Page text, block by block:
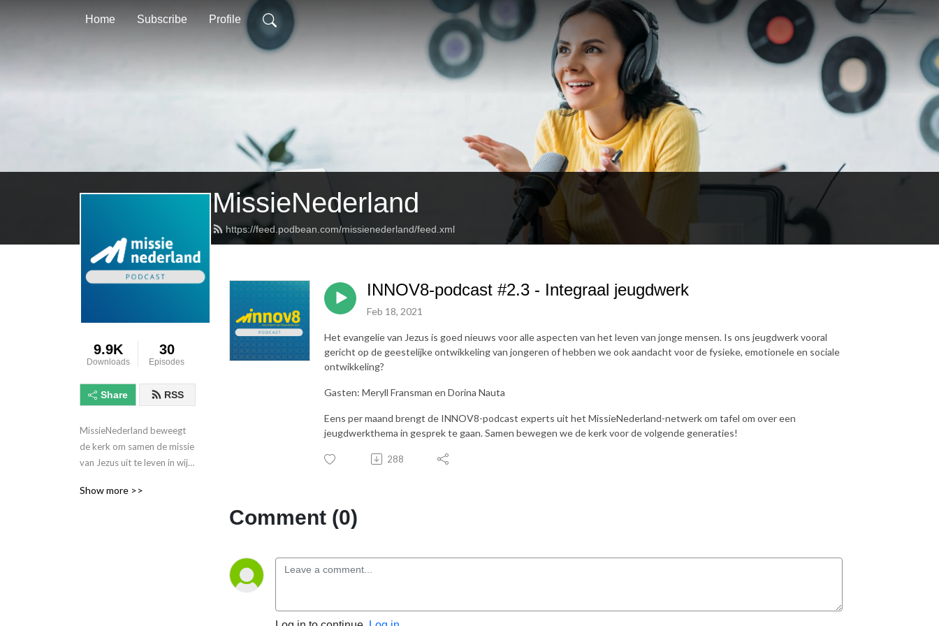
Home Subscribe Profile
MissieNederland
https://feed.podbean.com/missienederland/feed.xml
9.9K
Downloads
30
Episodes
Share RSS
MissieNederland beweegt
de kerk om samen de missie
van Jezus uit te leven in wijk
podcasts hopen we ook jou
Show more >>
INNOV8-podcast #2.3 - Integraal jeugdwerk
Feb 18, 2021
Het evangelie van Jezus is goed nieuws voor alle aspecten van het leven van jonge mensen. Is ons jeugdwerk vooral
gericht op de geestelijke ontwikkeling van jongeren of hebben we ook aandacht voor de fysieke, emotionele en sociale
ontwikkeling?
Gasten: Meryll Fransman en Dorina Nauta
Eens per maand brengt de INNOV8-podcast experts uit het MissieNederland-netwerk om tafel om over een
jeugdwerkthema in gesprek te gaan. Samen bewegen we de kerk voor de volgende generaties!
288
Comment (0)